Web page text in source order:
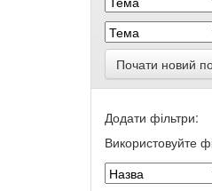
Почати новий
Додати фільтри:
Використовуйте